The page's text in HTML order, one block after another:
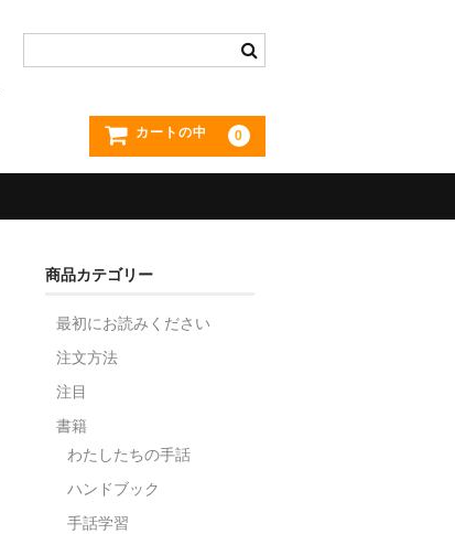
カートの中 0
商品カテゴリー
最初にお読みください
注文方法
注目
書籍
わたしたちの手話
ハンドブック
手話学習